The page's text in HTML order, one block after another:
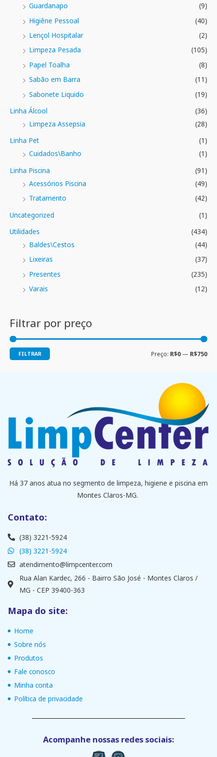
Guardanapo
(9)
Higiêne Pessoal
(40)
Lençol Hospitalar
(2)
Limpeza Pesada
(105)
Papel Toalha
(8)
Sabão em Barra
(11)
Sabonete Liquido
(19)
Linha Álcool
(36)
Limpeza Assepsia
(28)
Linha Pet
(1)
Cuidados\Banho
(1)
Linha Piscina
(91)
Acessórios Piscina
(49)
Tratamento
(42)
Uncategorized
(1)
Utilidades
(434)
Baldes\Cestos
(44)
Lixeiras
(37)
Presentes
(235)
Varais
(12)
Filtrar por preço
FILTRAR Preço: R$0 — R$750
Há 37 anos atua no segmento de limpeza, higiene e piscina em
Montes Claros-MG.
Contato:
(38) 3221-5924
(38) 3221-5924
atendimento@limpcenter.com
Rua Alan Kardec, 266 - Bairro São José - Montes Claros /
MG - CEP 39400-363
Mapa do site:
Home
Sobre nós
Produtos
Fale conosco
Minha conta
Política de privacidade
Acompanhe nossas redes sociais: